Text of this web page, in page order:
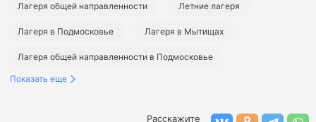
Лагеря общей направленности Летние лагеря
Лагеря в Подмосковье Лагеря в Мытищах
Лагеря общей направленности в Подмосковье
Летние лагеря в Подмосковье
Показать еще
Расскажите